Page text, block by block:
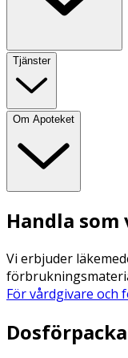
Tjänster
Om Apoteket
Handla
Vi erbjuder
För vårdgivare och